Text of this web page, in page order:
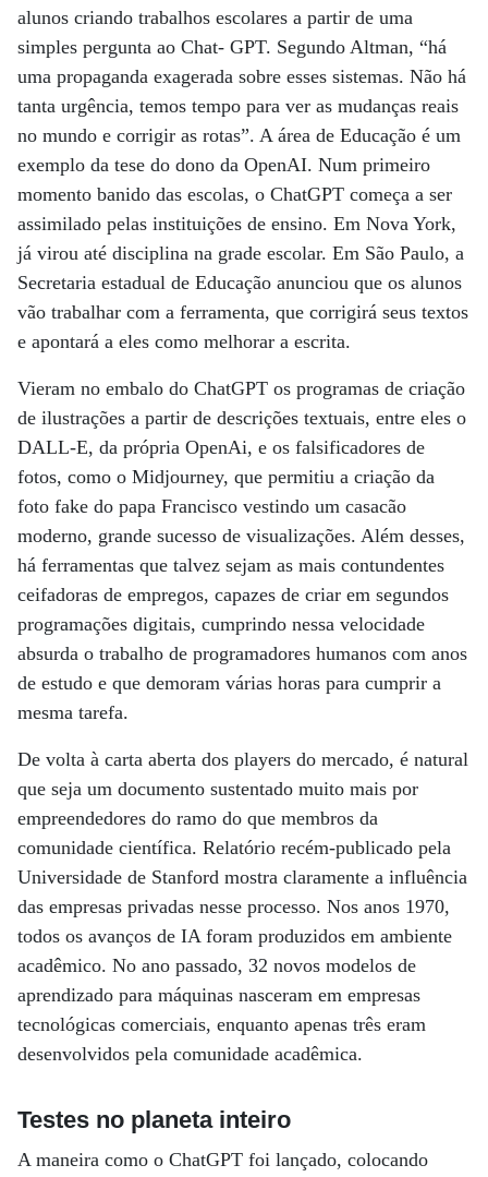
alunos criando trabalhos escolares a partir de uma
simples pergunta ao Chat- GPT. Segundo Altman, “há
uma propaganda exagerada sobre esses sistemas. Não há
tanta urgência, temos tempo para ver as mudanças reais
no mundo e corrigir as rotas”. A área de Educação é um
exemplo da tese do dono da OpenAI. Num primeiro
momento banido das escolas, o ChatGPT começa a ser
assimilado pelas instituições de ensino. Em Nova York,
já virou até disciplina na grade escolar. Em São Paulo, a
Secretaria estadual de Educação anunciou que os alunos
vão trabalhar com a ferramenta, que corrigirá seus textos
e apontará a eles como melhorar a escrita.
Vieram no embalo do ChatGPT os programas de criação
de ilustrações a partir de descrições textuais, entre eles o
DALL-E, da própria OpenAi, e os falsificadores de
fotos, como o Midjourney, que permitiu a criação da
foto fake do papa Francisco vestindo um casacão
moderno, grande sucesso de visualizações. Além desses,
há ferramentas que talvez sejam as mais contundentes
ceifadoras de empregos, capazes de criar em segundos
programações digitais, cumprindo nessa velocidade
absurda o trabalho de programadores humanos com anos
de estudo e que demoram várias horas para cumprir a
mesma tarefa.
De volta à carta aberta dos players do mercado, é natural
que seja um documento sustentado muito mais por
empreendedores do ramo do que membros da
comunidade científica. Relatório recém-publicado pela
Universidade de Stanford mostra claramente a influência
das empresas privadas nesse processo. Nos anos 1970,
todos os avanços de IA foram produzidos em ambiente
acadêmico. No ano passado, 32 novos modelos de
aprendizado para máquinas nasceram em empresas
tecnológicas comerciais, enquanto apenas três eram
desenvolvidos pela comunidade acadêmica.
Testes no planeta inteiro
A maneira como o ChatGPT foi lançado, colocando